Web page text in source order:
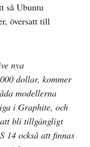
så Ubuntu
översatt till
nya
dollar, kommer
modellerna
i Graphite, och
bli tillgängligt
14 också att finnas